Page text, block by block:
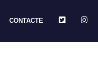
CONTACTE TWITTER